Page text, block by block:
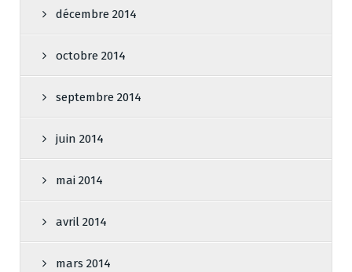
décembre 2014
octobre 2014
septembre 2014
juin 2014
mai 2014
avril 2014
mars 2014